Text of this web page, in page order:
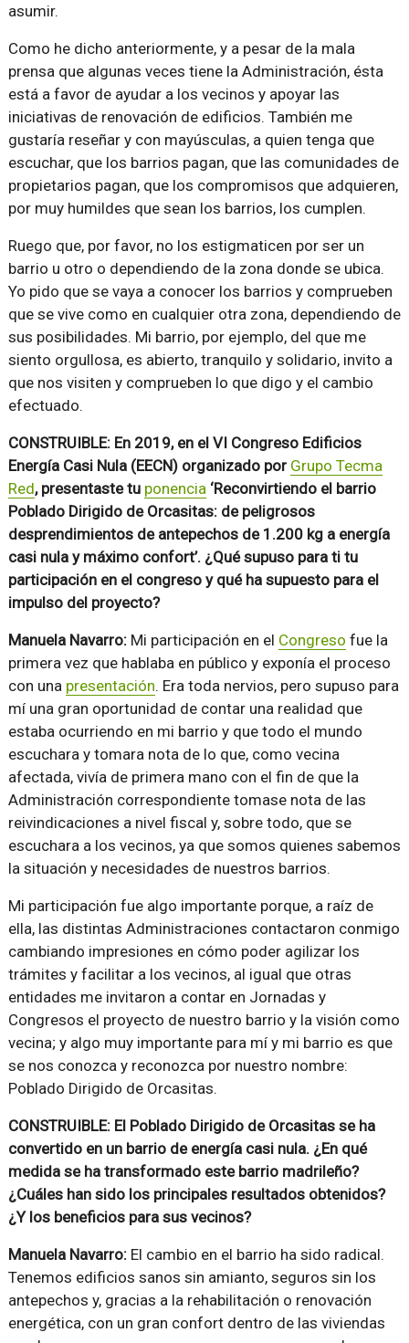
asumir.
Como he dicho anteriormente, y a pesar de la mala
prensa que algunas veces tiene la Administración, ésta
está a favor de ayudar a los vecinos y apoyar las
iniciativas de renovación de edificios. También me
gustaría reseñar y con mayúsculas, a quien tenga que
escuchar, que los barrios pagan, que las comunidades de
propietarios pagan, que los compromisos que adquieren,
por muy humildes que sean los barrios, los cumplen.
Ruego que, por favor, no los estigmaticen por ser un
barrio u otro o dependiendo de la zona donde se ubica.
Yo pido que se vaya a conocer los barrios y comprueben
que se vive como en cualquier otra zona, dependiendo de
sus posibilidades. Mi barrio, por ejemplo, del que me
siento orgullosa, es abierto, tranquilo y solidario, invito a
que nos visiten y comprueben lo que digo y el cambio
efectuado.
CONSTRUIBLE: En 2019, en el VI Congreso Edificios
Energía Casi Nula (EECN) organizado por Grupo Tecma
Red, presentaste tu ponencia ‘Reconvirtiendo el barrio
Poblado Dirigido de Orcasitas: de peligrosos
desprendimientos de antepechos de 1.200 kg a energía
casi nula y máximo confort’. ¿Qué supuso para ti tu
participación en el congreso y qué ha supuesto para el
impulso del proyecto?
Manuela Navarro:Mi participación en el Congreso fue la
primera vez que hablaba en público y exponía el proceso
con una presentación. Era toda nervios, pero supuso para
mí una gran oportunidad de contar una realidad que
estaba ocurriendo en mi barrio y que todo el mundo
escuchara y tomara nota de lo que, como vecina
afectada, vivía de primera mano con el fin de que la
Administración correspondiente tomase nota de las
reivindicaciones a nivel fiscal y, sobre todo, que se
escuchara a los vecinos, ya que somos quienes sabemos
la situación y necesidades de nuestros barrios.
Mi participación fue algo importante porque, a raíz de
ella, las distintas Administraciones contactaron conmigo
cambiando impresiones en cómo poder agilizar los
trámites y facilitar a los vecinos, al igual que otras
entidades me invitaron a contar en Jornadas y
Congresos el proyecto de nuestro barrio y la visión como
vecina; y algo muy importante para mí y mi barrio es que
se nos conozca y reconozca por nuestro nombre:
Poblado Dirigido de Orcasitas.
CONSTRUIBLE: El Poblado Dirigido de Orcasitas se ha
convertido en un barrio de energía casi nula. ¿En qué
medida se ha transformado este barrio madrileño?
¿Cuáles han sido los principales resultados obtenidos?
¿Y los beneficios para sus vecinos?
Manuela Navarro:El cambio en el barrio ha sido radical.
Tenemos edificios sanos sin amianto, seguros sin los
antepechos y, gracias a la rehabilitación o renovación
energética, con un gran confort dentro de las viviendas